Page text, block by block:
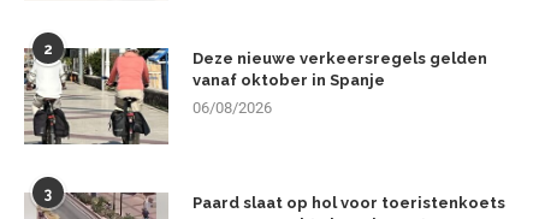
2
Deze nieuwe verkeersregels gelden
vanaf oktober in Spanje
06/08/2026
3
Paard slaat op hol voor toeristenkoets